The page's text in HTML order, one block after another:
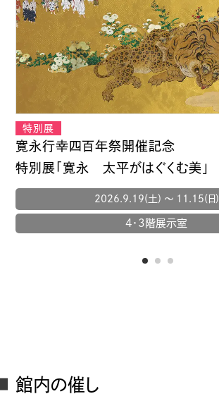
寛永行幸四百年祭開催記念
特別展「寛永 太平がはぐくむ美」
2026.9.19(土) 〜 11.15(日)
4・3階展示室
館内の催し